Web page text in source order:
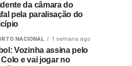
da câmara do
pela paralisação do
NACIONAL 1 semana ago
Vozinha assina pelo
e vai jogar no